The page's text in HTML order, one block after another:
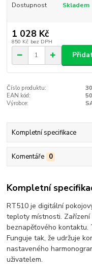
Dostupnost Skladem
1 028 Kč
850 Kč bez DPH
Číslo produktu:
EAN kód:
Výrobce:
Kompletní specifikace
Komentáře 0
Kompletní
RT510 je digitální
teploty místnosti.
beznapěťového kontaktu.
Funguje tak, že udržuje
nastaveného
uživatelem.